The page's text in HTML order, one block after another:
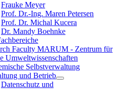
Frauke Meyer
Prof. Dr.-Ing. Maren Petersen
Prof. Dr. Michal Kucera
Dr. Mandy Boehnke
Faculty MARUM - Zentrum für
Umweltwissenschaften
Selbstverwaltung
und Betrieb
Datenschutz und